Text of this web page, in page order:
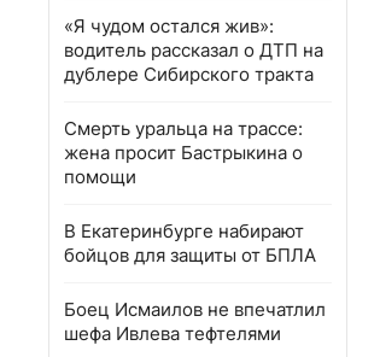
«Я чудом остался жив»:
водитель рассказал о ДТП на
дублере Сибирского тракта
Смерть уральца на трассе:
жена просит Бастрыкина о
помощи
В Екатеринбурге набирают
бойцов для защиты от БПЛА
Боец Исмаилов не впечатлил
шефа Ивлева тефтелями